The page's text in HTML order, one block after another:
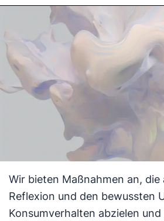
Wir bieten Maßnahmen an, die
Reflexion und den bewussten
Konsumverhalten abzielen